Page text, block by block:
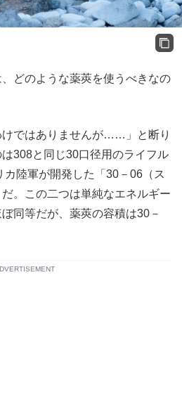
どのような薬莢を使うべきなの
けではありませんが……」と断り
308と同じ30口径用のライフル
陸軍が開発した「30－06（ス
。この二つは単純なエネルギー
同等だが、薬莢の容積は30－